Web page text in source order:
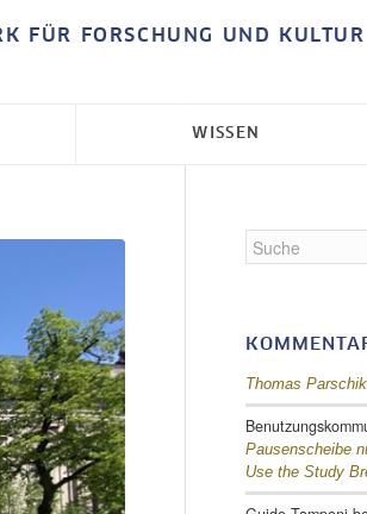
FÜR FORSCHUNG UND KULTUR
WISSEN
Thomas Parschik
Pausenscheibe
Use the Study